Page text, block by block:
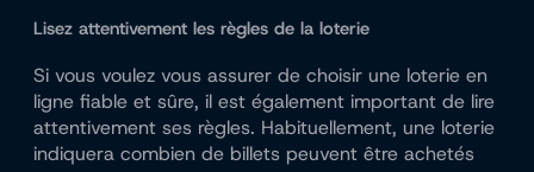
Lisez attentivement les règles de la loterie
Si vous voulez vous assurer de choisir une loterie en
ligne fiable et sûre, il est également important de lire
attentivement ses règles. Habituellement, une loterie
indiquera combien de billets peuvent être achetés